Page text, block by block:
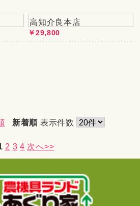
高知介良本店
￥29,800
新着順 表示件数
2 3 4 次へ>>